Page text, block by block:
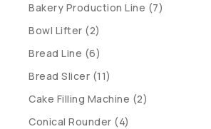
Bakery Production Line (7)
Bowl Lifter (2)
Bread Line (6)
Bread Slicer (11)
Cake Filling Machine (2)
Conical Rounder (4)